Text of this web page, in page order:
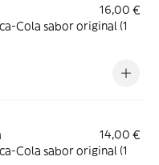
16,00 €
Cola sabor original (1
14,00 €
Cola sabor original (1